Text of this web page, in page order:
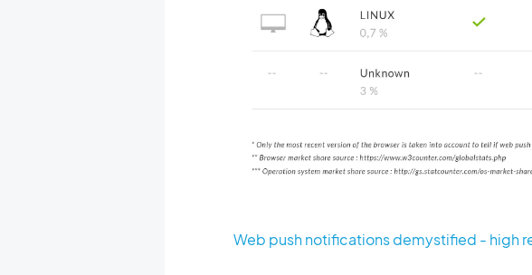
Web push notifications demystified - high